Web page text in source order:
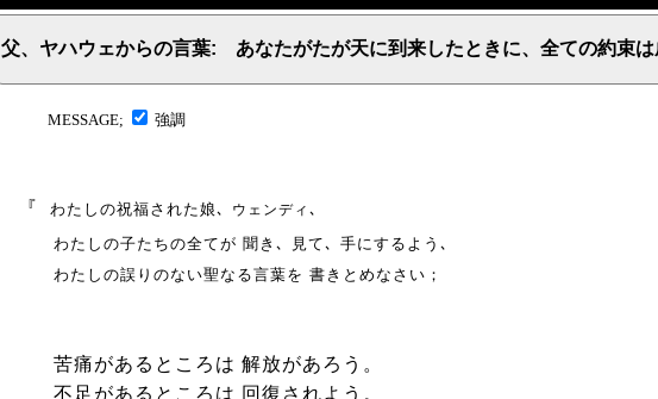
父、ヤハウェからの言葉: あなたがたが天に到来したときに、全ての約束は
MESSAGE; 強調
『 わたしの祝福された娘､ ウェンディ ､
わたしの子たちの全てが 聞き､ 見て､ 手にするよう､
わたしの誤りのない聖なる言葉を 書きとめなさい；
苦痛があるところは 解放があろう。
不足があるところは 回復されよう。